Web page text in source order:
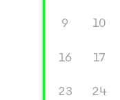
9 10
16 17
23 24